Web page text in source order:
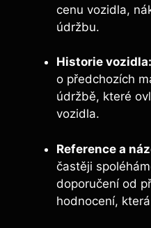
cenu vozidla,
údržbu.
Historie vozidla:
o předchozích
údržbě, které
vozidla.
Reference a
častěji
doporučení od
hodnocení,